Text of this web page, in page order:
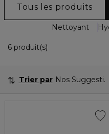
Tous les produits
Nettoyant
6 produit(s)
Trier par Nos